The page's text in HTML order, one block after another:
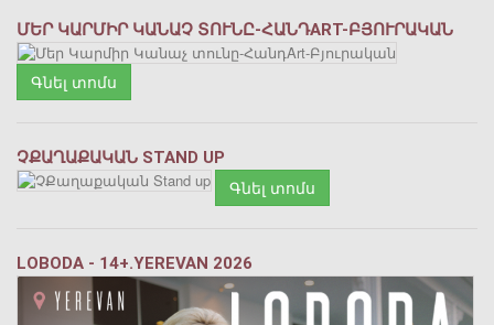
ՄԵՐ ԿԱՐՄԻՐ ԿԱՆԱՉ ՏՈՒՆԸ-ՀԱՆԴART-ԲՅՈՒՐԱԿԱՆ
Գնել տոմս
ՉՔԱՂԱՔԱԿԱՆ STAND UP
Գնել տոմս
LOBODA - 14+.YEREVAN 2026